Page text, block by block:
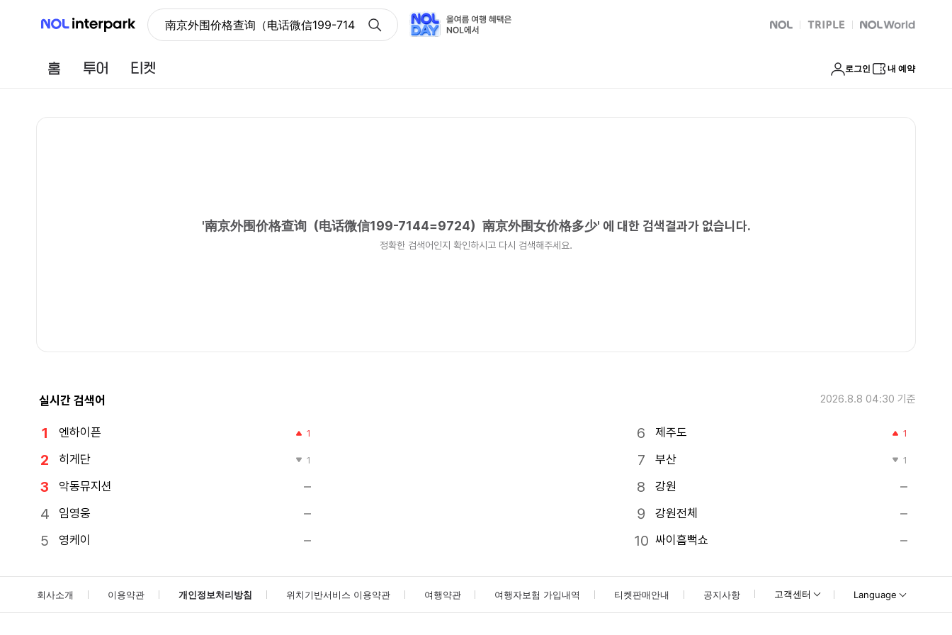
NOL 인터파크 南京外围价格查询（电话微信199-7144=9724）南京外围女价格多少 NOL 트리플 Global Interpark
홈 투어 로그인 내 예약
'南京外围价格查询（电话微信199-7144=9724）南京外围女价格多少' 에 대한 검색결과가 없습니다.
정확한 검색어인지 확인하시고 다시 검색해주세요.
실시간 검색어 2026.8.8 04:30 기준
엔하이픈 1
히게단 1
악동뮤지션
임영웅
영케이
제주도 1
부산 1
강원
강원전체
싸이흠뻑쇼
회사소개 이용약관 개인정보처리방침 위치기반서비스 이용약관 여행약관 여행자보험 가입내역 티켓판매안내 공지사항 고객센터 Language